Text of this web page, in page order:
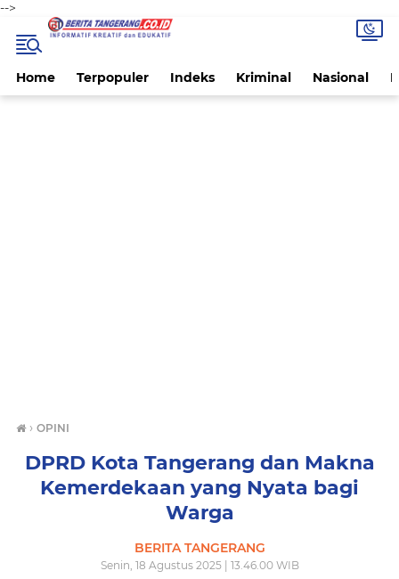
-->
Home Terpopuler Indeks Kriminal Nasional
› OPINI
DPRD Kota Tangerang dan Makna
Kemerdekaan yang Nyata bagi
Warga
BERITA TANGERANG
Senin, 18 Agustus 2025 | 13.46.00 WIB